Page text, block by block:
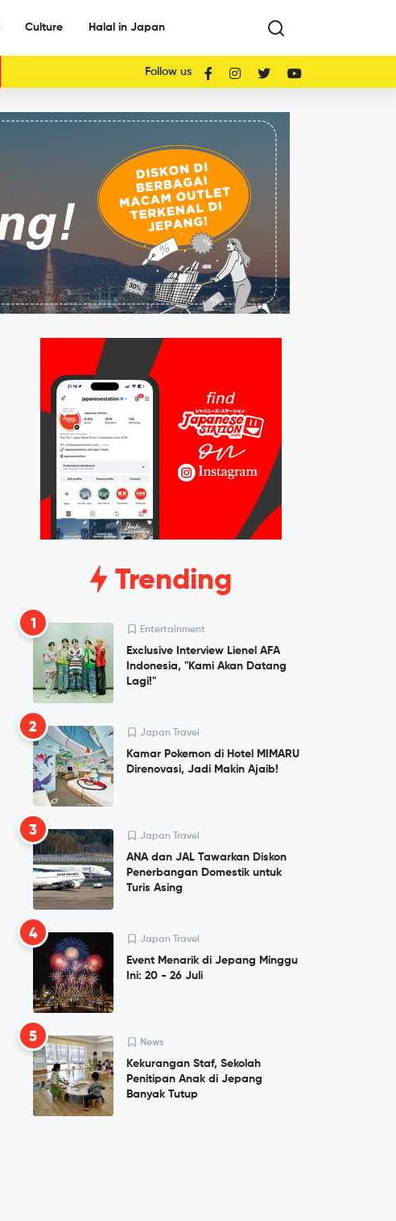
Culture Halal in Japan
Follow us
Trending
1 Entertainment
Exclusive Interview Lienel AFA
Indonesia, "Kami Akan Datang
Lagi!"
2 Japan Travel
Kamar Pokemon di Hotel MIMARU
Direnovasi, Jadi Makin Ajaib!
3 Japan Travel
ANA dan JAL Tawarkan Diskon
Penerbangan Domestik untuk
Turis Asing
4 Japan Travel
Event Menarik di Jepang Minggu
Ini: 20 - 26 Juli
5 News
Kekurangan Staf, Sekolah
Penitipan Anak di Jepang
Banyak Tutup